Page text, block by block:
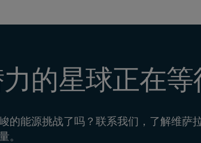
的星球正在
的能源挑战了吗？联系我们，了解维萨
。